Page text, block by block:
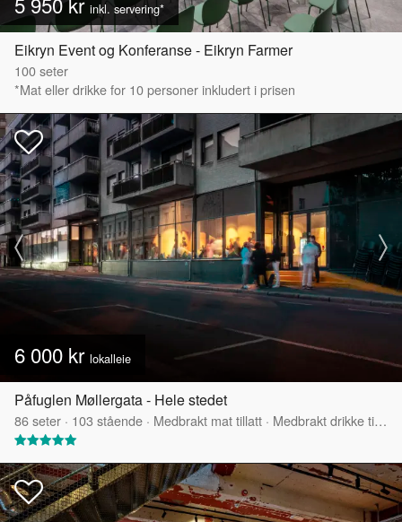
inkl. servering*
Eikryn Event og Konferanse - Eikryn Farmer
100seter
*Mat eller drikke for 10 personer inkludert i prisen
6 000 kr lokalleie
Påfuglen Møllergata - Hele stedet
86seter · 103 stående · Medbrakt mat tillatt · Medbrakt drikke tillatt